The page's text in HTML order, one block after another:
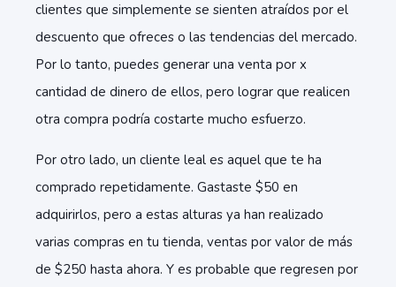
clientes que simplemente se sienten atraídos por el
descuento que ofreces o las tendencias del mercado.
Por lo tanto, puedes generar una venta por x
cantidad de dinero de ellos, pero lograr que realicen
otra compra podría costarte mucho esfuerzo.
Por otro lado, un cliente leal es aquel que te ha
comprado repetidamente. Gastaste $50 en
adquirirlos, pero a estas alturas ya han realizado
varias compras en tu tienda, ventas por valor de más
de $250 hasta ahora. Y es probable que regresen por